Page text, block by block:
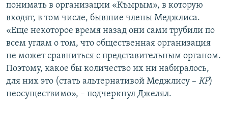
понимать в организации «Къырым», в которую
входят, в том числе, бывшие члены Меджлиса.
«Еще некоторое время назад они сами трубили по
всем углам о том, что общественная организация
не может сравниться с представительным органом.
Поэтому, какое бы количество их ни набиралось,
для них это (стать альтернативой Меджлису – КР)
неосуществимо», – подчеркнул Джелял.